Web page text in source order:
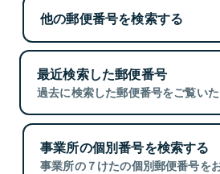
他の郵便番号を検索する
最近検索した郵便番号
過去に検索した郵便番号をご覧いた
事業所の個別番号を検索する
事業所の７けたの個別郵便番号を